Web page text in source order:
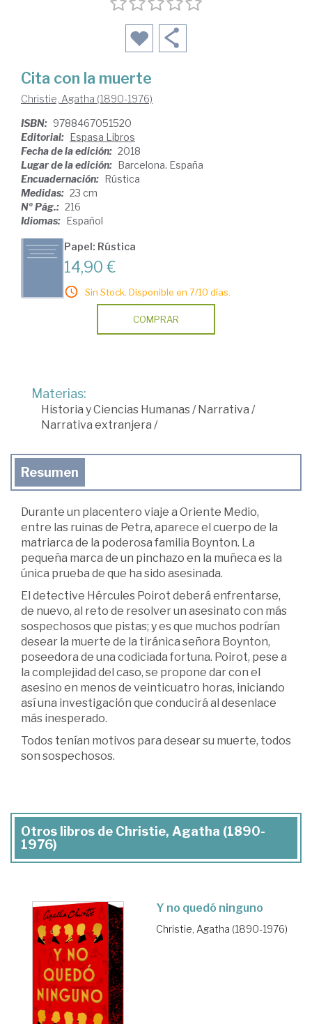
Cita con la muerte
Christie, Agatha (1890-1976)
ISBN: 9788467051520
Editorial: Espasa Libros
Fecha de la edición: 2018
Lugar de la edición: Barcelona. España
Encuadernación: Rústica
Medidas: 23 cm
Nº Pág.: 216
Idiomas: Español
Papel: Rústica
14,90 €
Sin Stock. Disponible en 7/10 días.
COMPRAR
Materias:
Historia y Ciencias Humanas /Narrativa /
Narrativa extranjera /
Resumen
Durante un placentero viaje a Oriente Medio,
entre las ruinas de Petra, aparece el cuerpo de la
matriarca de la poderosa familia Boynton. La
pequeña marca de un pinchazo en la muñeca es la
única prueba de que ha sido asesinada.
El detective Hércules Poirot deberá enfrentarse,
de nuevo, al reto de resolver un asesinato con más
sospechosos que pistas; y es que muchos podrían
desear la muerte de la tiránica señora Boynton,
poseedora de una codiciada fortuna. Poirot, pese a
la complejidad del caso, se propone dar con el
asesino en menos de veinticuatro horas, iniciando
así una investigación que conducirá al desenlace
más inesperado.
Todos tenían motivos para desear su muerte, todos
son sospechosos.
Otros libros de Christie, Agatha (1890-
1976)
Y no quedó ninguno
Christie, Agatha (1890-1976)